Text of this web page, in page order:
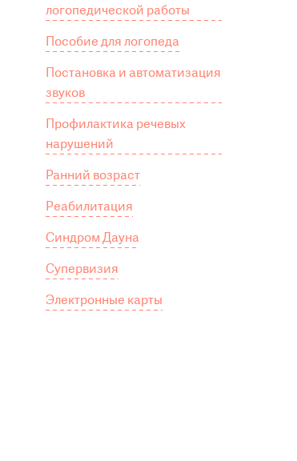
логопедической работы
Пособие для логопеда
Постановка и автоматизация
звуков
Профилактика речевых
нарушений
Ранний возраст
Реабилитация
Синдром Дауна
Супервизия
Электронные карты